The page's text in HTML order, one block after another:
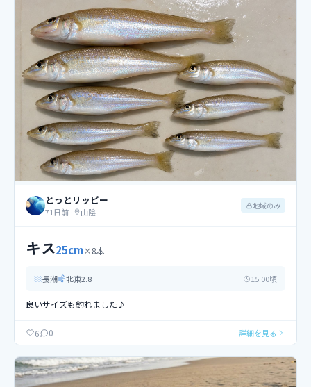
とっとリッピー
71日前 · 山陰
地域のみ
キス25cm×8本
長潮 北東2.8 15:00頃
良いサイズも釣れました♪
6 0 詳細を見る